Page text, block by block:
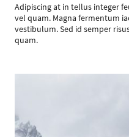
Adipiscing at in tellus integer
vel quam. Magna fermentum
vestibulum. Sed id semper
quam.